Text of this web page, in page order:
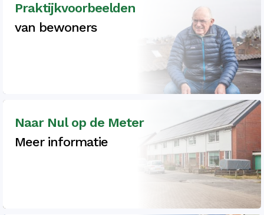
Praktijkvoorbeelden
van bewoners
Naar Nul op de Meter
Meer informatie